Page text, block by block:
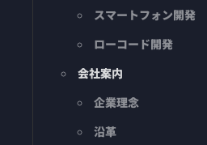
スマートフォン開発
ローコード開発
会社案内
企業理念
沿革